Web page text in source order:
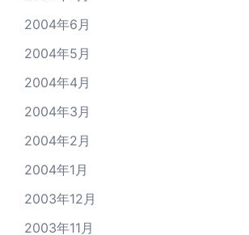
2004年6月
2004年5月
2004年4月
2004年3月
2004年2月
2004年1月
2003年12月
2003年11月